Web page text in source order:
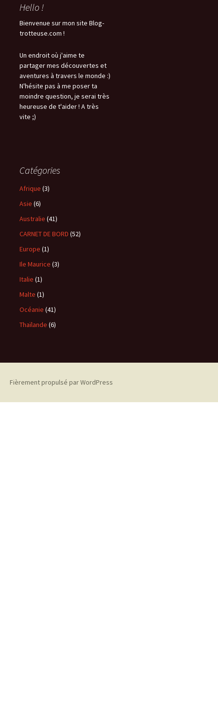
Hello !
Bienvenue sur mon site Blog-
trotteuse.com !
Un endroit où j'aime te
partager mes découvertes et
aventures à travers le monde :)
N'hésite pas à me poser ta
moindre question, je serai très
heureuse de t'aider ! A très
vite ;)
Catégories
Afrique (3)
Asie (6)
Australie (41)
CARNET DE BORD (52)
Europe (1)
Ile Maurice (3)
Italie (1)
Malte (1)
Océanie (41)
Thaïlande (6)
Fièrement propulsé par WordPress